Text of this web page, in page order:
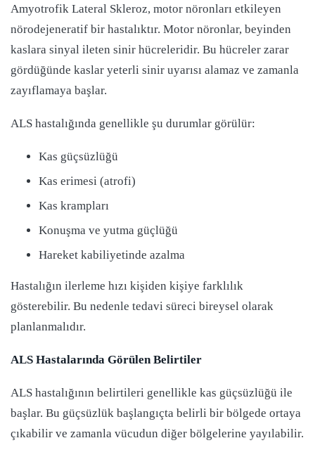
Amyotrofik Lateral Skleroz, motor nöronları etkileyen
nörodejeneratif bir hastalıktır. Motor nöronlar, beyinden
kaslara sinyal ileten sinir hücreleridir. Bu hücreler zarar
gördüğünde kaslar yeterli sinir uyarısı alamaz ve zamanla
zayıflamaya başlar.
ALS hastalığında genellikle şu durumlar görülür:
Kas güçsüzlüğü
Kas erimesi (atrofi)
Kas krampları
Konuşma ve yutma güçlüğü
Hareket kabiliyetinde azalma
Hastalığın ilerleme hızı kişiden kişiye farklılık
gösterebilir. Bu nedenle tedavi süreci bireysel olarak
planlanmalıdır.
ALS Hastalarında Görülen Belirtiler
ALS hastalığının belirtileri genellikle kas güçsüzlüğü ile
başlar. Bu güçsüzlük başlangıçta belirli bir bölgede ortaya
çıkabilir ve zamanla vücudun diğer bölgelerine yayılabilir.